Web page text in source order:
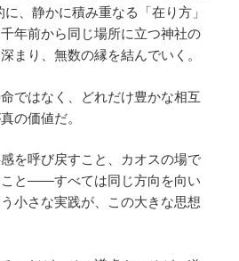
、静かに積み重なる「在り方」
年前から同じ場所に立つ神社の
まり、無数の縁を結んでいく。
ではなく、どれだけ豊かな相互
の価値だ。
を呼び戻すこと、カオスの場で
と——すべては同じ方向を向い
小さな実践が、この大きな思想